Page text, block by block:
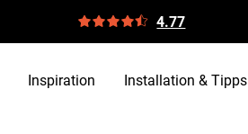
4.77
Inspiration Installation & Tipps